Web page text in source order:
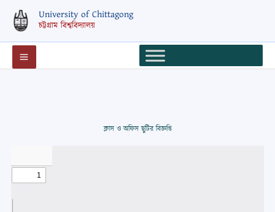
content
University of Chittagong
চট্টগ্রাম বিশ্ববিদ্যালয়
ক্লাস ও অফিস ছুটির বিজ্ঞপ্তি